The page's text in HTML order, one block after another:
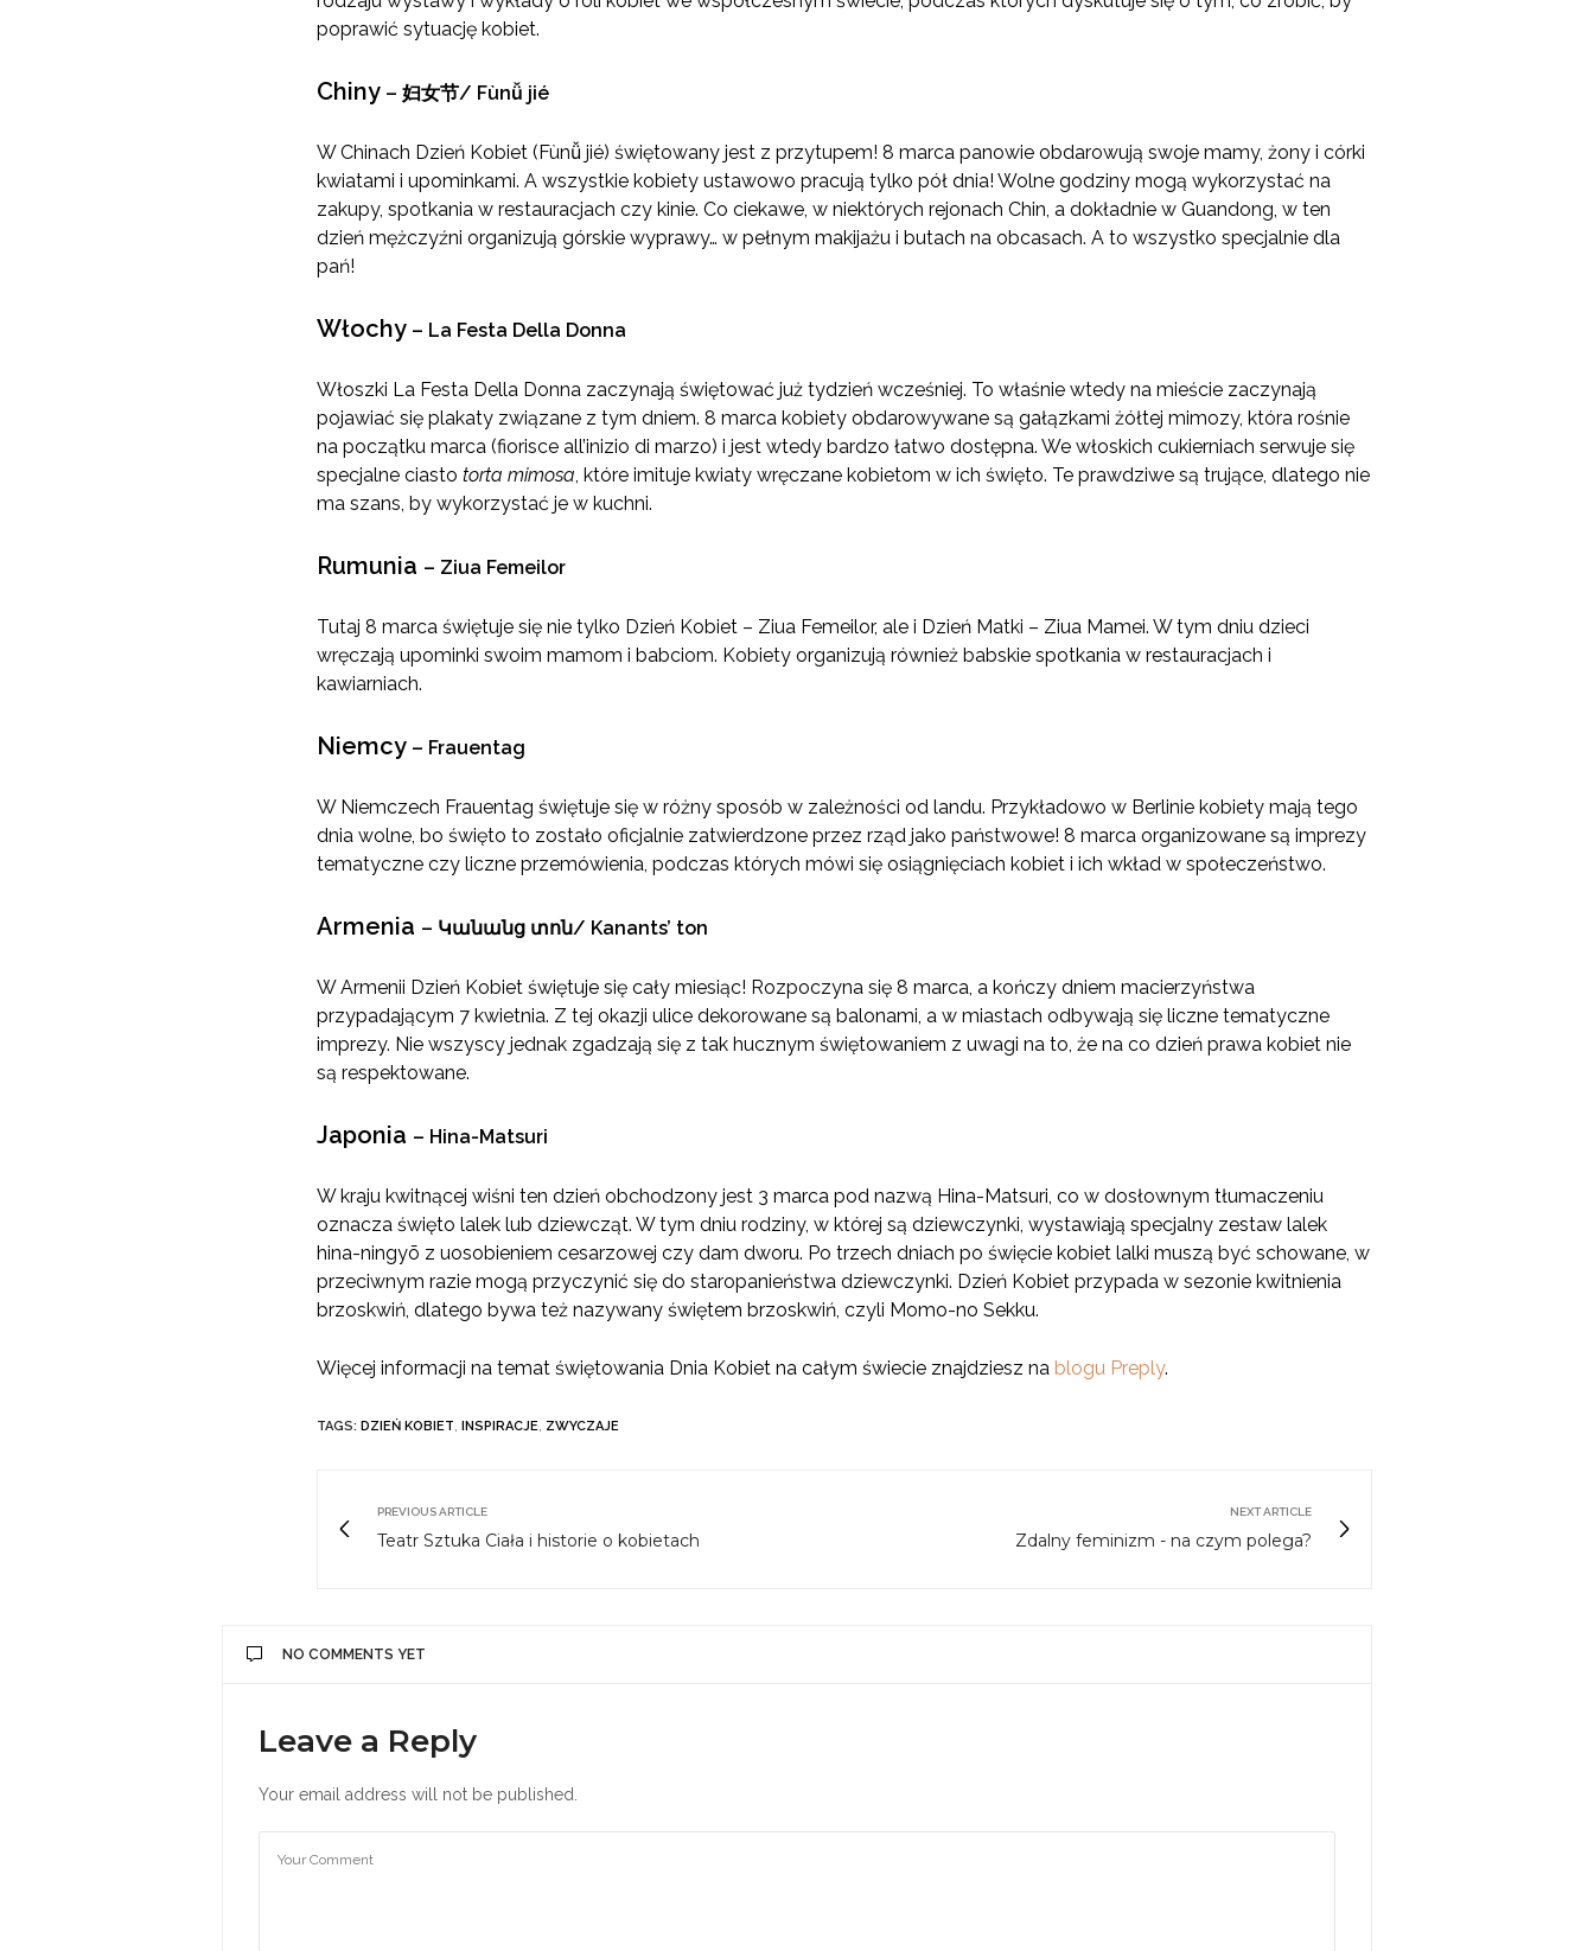
poprawić sytuację kobiet.
Chiny – 妇女节/ Fùnǚ jié
W Chinach Dzień Kobiet (Fùnǚ jié) świętowany jest z przytupem! 8 marca panowie obdarowują swoje mamy, żony i córki
kwiatami i upominkami. A wszystkie kobiety ustawowo pracują tylko pół dnia! Wolne godziny mogą wykorzystać na
zakupy, spotkania w restauracjach czy kinie. Co ciekawe, w niektórych rejonach Chin, a dokładnie w Guandong, w ten
dzień mężczyźni organizują górskie wyprawy… w pełnym makijażu i butach na obcasach. A to wszystko specjalnie dla
pań!
Włochy – La Festa Della Donna
Włoszki La Festa Della Donna zaczynają świętować już tydzień wcześniej. To właśnie wtedy na mieście zaczynają
pojawiać się plakaty związane z tym dniem. 8 marca kobiety obdarowywane są gałązkami żółtej mimozy, która rośnie
na początku marca (fiorisce all’inizio di marzo) i jest wtedy bardzo łatwo dostępna. We włoskich cukierniach serwuje się
specjalne ciasto torta mimosa , które imituje kwiaty wręczane kobietom w ich święto. Te prawdziwe są trujące, dlatego nie
ma szans, by wykorzystać je w kuchni.
Rumunia – Ziua Femeilor
Tutaj 8 marca świętuje się nie tylko Dzień Kobiet – Ziua Femeilor, ale i Dzień Matki – Ziua Mamei. W tym dniu dzieci
wręczają upominki swoim mamom i babciom. Kobiety organizują również babskie spotkania w restauracjach i
kawiarniach.
Niemcy – Frauentag
W Niemczech Frauentag świętuje się w różny sposób w zależności od landu. Przykładowo w Berlinie kobiety mają tego
dnia wolne, bo święto to zostało oficjalnie zatwierdzone przez rząd jako państwowe! 8 marca organizowane są imprezy
tematyczne czy liczne przemówienia, podczas których mówi się osiągnięciach kobiet i ich wkład w społeczeństwo.
Armenia – Կանանց տոն/ Kanants’ ton
W Armenii Dzień Kobiet świętuje się cały miesiąc! Rozpoczyna się 8 marca, a kończy dniem macierzyństwa
przypadającym 7 kwietnia. Z tej okazji ulice dekorowane są balonami, a w miastach odbywają się liczne tematyczne
imprezy. Nie wszyscy jednak zgadzają się z tak hucznym świętowaniem z uwagi na to, że na co dzień prawa kobiet nie
są respektowane.
Japonia – Hina-Matsuri
W kraju kwitnącej wiśni ten dzień obchodzony jest 3 marca pod nazwą Hina-Matsuri, co w dosłownym tłumaczeniu
oznacza święto lalek lub dziewcząt. W tym dniu rodziny, w której są dziewczynki, wystawiają specjalny zestaw lalek
hina-ningyō z uosobieniem cesarzowej czy dam dworu. Po trzech dniach po święcie kobiet lalki muszą być schowane, w
przeciwnym razie mogą przyczynić się do staropanieństwa dziewczynki. Dzień Kobiet przypada w sezonie kwitnienia
brzoskwiń, dlatego bywa też nazywany świętem brzoskwiń, czyli Momo-no Sekku.
Więcej informacji na temat świętowania Dnia Kobiet na całym świecie znajdziesz na blogu Preply.
TAGS: DZIEŃ KOBIET, INSPIRACJE, ZWYCZAJE
PREVIOUS ARTICLE
Teatr Sztuka Ciała i historie o kobietach
NEXT ARTICLE
Zdalny feminizm - na czym polega?
NO COMMENTS YET
Leave a Reply
Your email address will not be published.